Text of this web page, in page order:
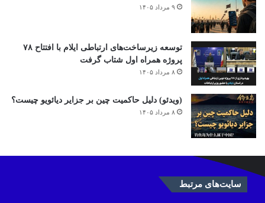
۹ مرداد ۱۴۰۵
توسعه زیرساخت‌های ارتباطی ایلام با افتتاح ۷۸
پروژه همراه اول شتاب گرفت
۸ مرداد ۱۴۰۵
(ویدئو) دلیل حاکمیت چین بر جزایر دیائویو چیست؟
۸ مرداد ۱۴۰۵
سایت‌های مرتبط